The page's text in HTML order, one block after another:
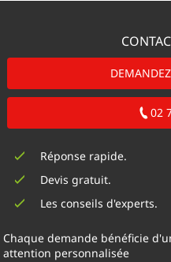
02
Réponse rapide.
Devis gratuit.
Les conseils d'experts.
Chaque demande bénéficie
attention personnalisée